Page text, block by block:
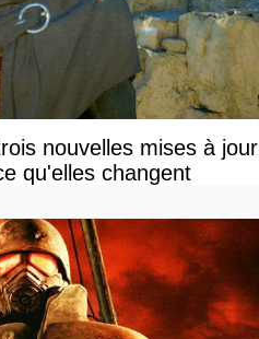
nouvelles mises à jour
qu'elles changent